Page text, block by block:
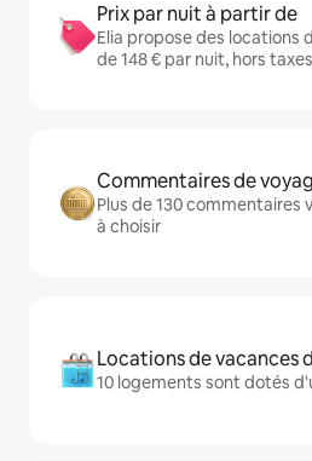
Prix par nuit à partir de
Elia propose des locations
de 148 € par nuit, hors
Commentaires de
Plus de 130 commentaires
à choisir
Locations de vacances
10 logements sont dotés